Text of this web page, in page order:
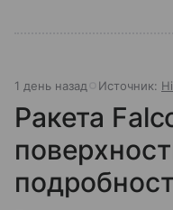
1 день назад Источник:
Ракета